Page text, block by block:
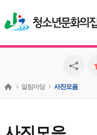
청소년문화의
알림마당 사진모음